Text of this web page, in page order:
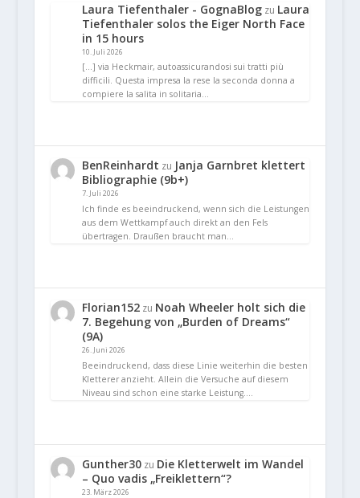
Laura Tiefenthaler - GognaBlogzu Laura
Tiefenthaler solos the Eiger North Face
in 15 hours
10. Juli 2026
[…] via Heckmair, autoassicurandosi sui tratti più
difficili. Questa impresa la rese la seconda donna a
compiere la salita in solitaria…
BenReinhardt zu Janja Garnbret klettert
Bibliographie (9b+)
7. Juli 2026
Ich finde es beeindruckend, wenn sich die Leistungen
aus dem Wettkampf auch direkt an den Fels
übertragen. Draußen braucht man…
Florian152zu Noah Wheeler holt sich die
7. Begehung von „Burden of Dreams“
(9A)
26. Juni 2026
Beeindruckend, dass diese Linie weiterhin die besten
Kletterer anzieht. Allein die Versuche auf diesem
Niveau sind schon eine starke Leistung.…
Gunther30zu Die Kletterwelt im Wandel
– Quo vadis „Freiklettern“?
23. März 2026